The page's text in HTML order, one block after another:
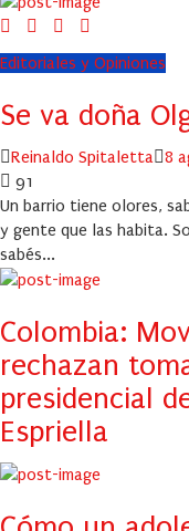
Editoriales y Opiniones
Se va doña
Author
Reinaldo Spitaletta 8
91
Un barrio tiene olores,
y gente que las habita.
sabés...
Colombia:
rechazan
presidencial
Espriella